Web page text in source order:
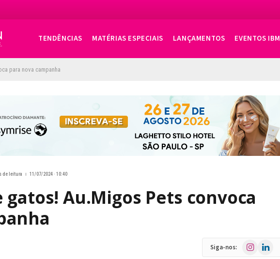
TENDÊNCIAS MATÉRIAS ESPECIAIS LANÇAMENTOS EVENTOS IBM
para nova campanha
de leitura 11/07/2024 · 10:40
gatos! Au.Migos Pets convoca
Siga-nos: InstagramLinkedIn